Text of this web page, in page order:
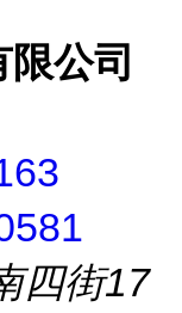
公司
四街17